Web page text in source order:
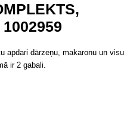
apdari dārzeņu, makaronu un visu
ir 2 gabali.